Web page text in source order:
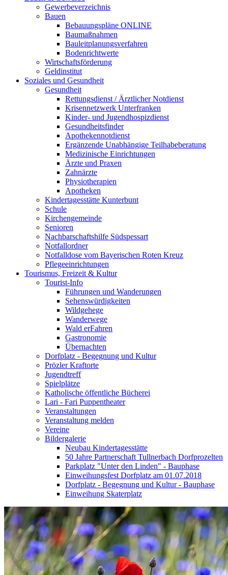
Gewerbeverzeichnis
Bauen
Bebauungspläne ONLINE
Baumaßnahmen
Bauleitplanungsverfahren
Bodenrichtwerte
Wirtschaftsförderung
Geldinstitut
Soziales und Gesundheit
Gesundheit
Rettungsdienst / Ärztlicher Notdienst
Krisennetzwerk Unterfranken
Kinder- und Jugendhospizdienst
Gesundheitsfinder
Apothekennotdienst
Ergänzende Unabhängige Teilhabeberatung
Medizinische Einrichtungen
Ärzte und Praxen
Zahnärzte
Physiotherapien
Apotheken
Kindertagesstätte Kunterbunt
Schule
Kirchengemeinde
Senioren
Nachbarschaftshilfe Südspessart
Notfallordner
Notfalldose vom Bayerischen Roten Kreuz
Pflegeeinrichtungen
Tourismus, Freizeit & Kultur
Tourist-Info
Führungen und Wanderungen
Sehenswürdigkeiten
Wildgehege
Wanderwege
Wald erFahren
Gastronomie
Übernachten
Dorfplatz - Begegnung und Kultur
Prözler Kraftorte
Jugendtreff
Spielplätze
Katholische öffentliche Bücherei
Lari - Fari Puppentheater
Veranstaltungen
Veranstaltung melden
Vereine
Bildergalerie
Neubau Kindertagesstätte
50 Jahre Partnerschaft Tullnerbach Dorfprozelten
Parkplatz "Unter den Linden" - Bauphase
Einweihungsfest Dorfplatz am 01.07.2018
Dorfplatz - Begegnung und Kultur - Bauphase
Einweihung Skaterplatz